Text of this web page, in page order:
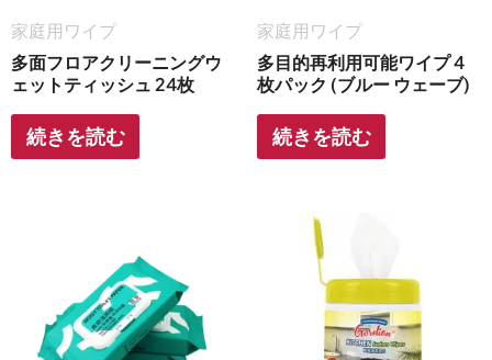
家庭用ワイプ
多面フロアクリーニングウ
ェットティッシュ 24枚
続きを読む
家庭用ワイプ
多目的再利用可能ワイプ 4
枚パック (ブルー ウェーブ)
続きを読む